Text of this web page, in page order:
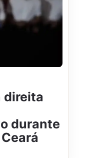
direita
durante